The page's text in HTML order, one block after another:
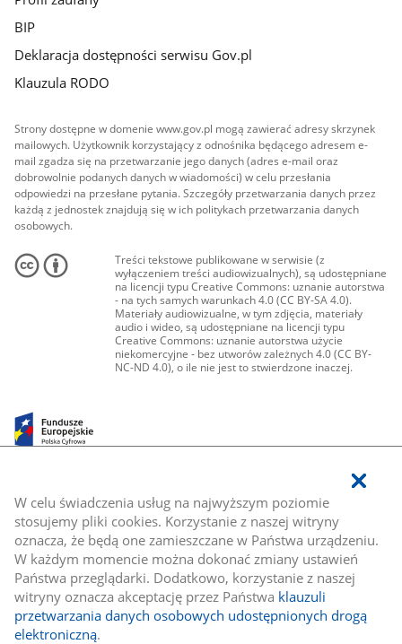
W celu świadczenia usług na najwyższym poziomie
stosujemy pliki cookies. Korzystanie z naszej witryny
oznacza, że będą one zamieszczane w Państwa urządzeniu.
W każdym momencie można dokonać zmiany ustawień
Państwa przeglądarki. Dodatkowo, korzystanie z naszej
witryny oznacza akceptację przez Państwa klauzuli
przetwarzania danych osobowych udostępnionych drogą
elektroniczną.
BIP
Deklaracja dostępności serwisu Gov.pl
Klauzula RODO
Strony dostępne w domenie www.gov.pl mogą zawierać adresy skrzynek
mailowych. Użytkownik korzystający z odnośnika będącego adresem e-
mail zgadza się na przetwarzanie jego danych (adres e-mail oraz
dobrowolnie podanych danych w wiadomości) w celu przesłania
odpowiedzi na przesłane pytania. Szczegóły przetwarzania danych przez
każdą z jednostek znajdują się w ich politykach przetwarzania danych
osobowych.
Treści tekstowe publikowane w serwisie (z
wyłączeniem treści audiowizualnych), są udostępniane
na licencji typu Creative Commons: uznanie autorstwa
- na tych samych warunkach 4.0 (CC BY-SA 4.0).
Materiały audiowizualne, w tym zdjęcia, materiały
audio i wideo, są udostępniane na licencji typu
Creative Commons: uznanie autorstwa użycie
niekomercyjne - bez utworów zależnych 4.0 (CC BY-
NC-ND 4.0), o ile nie jest to stwierdzone inaczej.